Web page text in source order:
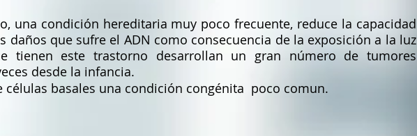
una condición hereditaria muy poco frecuente, reduce la capacidad
daños que sufre el ADN como consecuencia de la exposición a la luz
tienen este trastorno desarrollan un gran número de tumores
desde la infancia.
células basales una condición congénita poco comun.